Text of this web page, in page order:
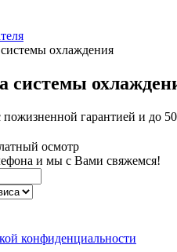
охлаждения
системы
пожизненной гарантией и до
осмотр
и мы с Вами свяжемся!
конфиденциальности